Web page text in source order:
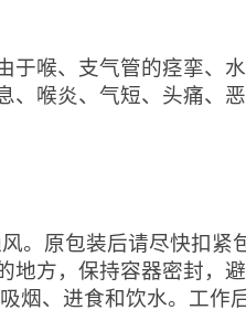
喉、支气管的痉挛、水
喉炎、气短、头痛、恶
。原包装后请尽快扣紧
地方，保持容器密封，
烟、进食和饮水。工作